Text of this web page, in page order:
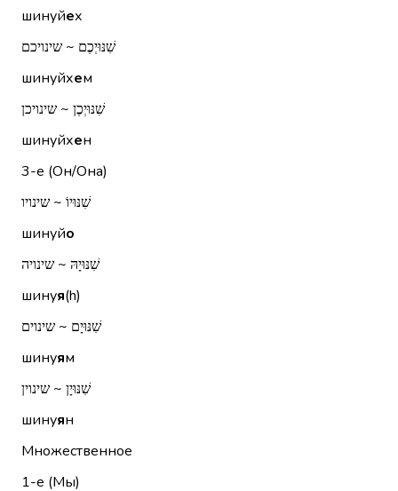
шинуйех
שִׁנּוּיְכֶם ~ שינויכם
шинуйхем
שִׁנּוּיְכֶן ~ שינויכן
шинуйхен
3-е (Он/Она)
שִׁנּוּיוֹ ~ שינויו
шинуйо
שִׁנּוּיָהּ ~ שינויה
шинуя(h)
שִׁנּוּיָם ~ שינוים
шинуям
שִׁנּוּיָן ~ שינוין
шинуян
Множественное
1-е (Мы)